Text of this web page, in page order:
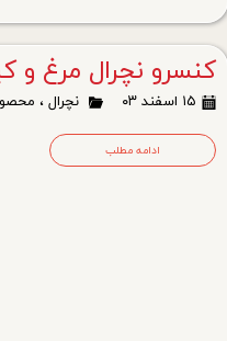
کنسرو نچرال مرغ و
۱۵ اسفند ۰۳ نچرال ،
ادامه مطلب